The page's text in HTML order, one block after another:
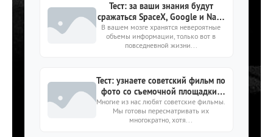
Тест: за ваши знания будут
сражаться SpaceX, Google и Nasa
- но только если ответите на 9/9
вопросов
В вашем мозге хранятся невероятные
объемы информации, только вот в
повседневной жизни...
Тест: узнаете советский фильм по
фото со съемочной площадки?
15 сложных заданий
Многие из нас любят советские фильмы.
Мы готовы пересматривать их
многократно, хотя...